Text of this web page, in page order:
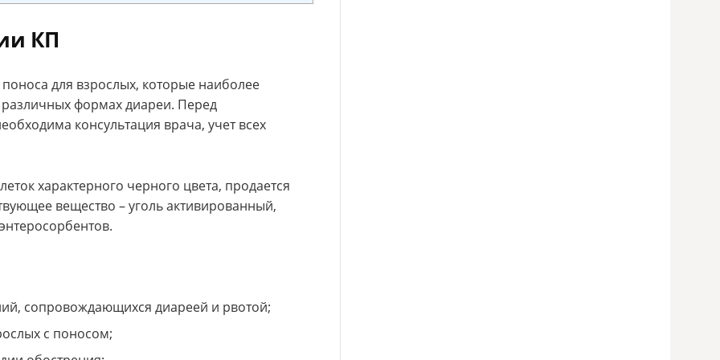
КП
для взрослых, которые наиболее
формах диареи. Перед
консультация врача, учет всех
характерного черного цвета, продается
вещество – уголь активированный,
сопровождающихся диареей и рвотой;
с поносом;